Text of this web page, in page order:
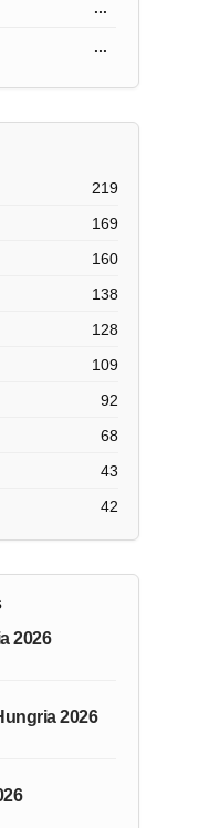
...
...
219
169
160
138
128
109
92
68
43
42
2026
2026